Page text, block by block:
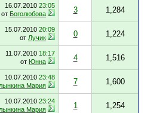
16.07.2010 23:05
от Боголюбова 3 1,284
15.07.2010 20:09
от Лучик 0 1,224
11.07.2010 18:17
от Юнна 4 1,516
10.07.2010 23:48
Мария 7 1,600
10.07.2010 23:24
Мария 1 1,254